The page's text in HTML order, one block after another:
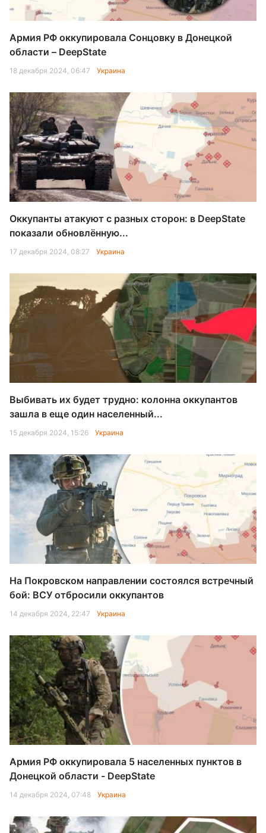
Армия РФ оккупировала Сонцовку в Донецкой
области – DeepState
18 декабря 2024, 06:47 Украина
Оккупанты атакуют с разных сторон: в DeepState
показали обновлённую...
17 декабря 2024, 08:27 Украина
Выбивать их будет трудно: колонна оккупантов
зашла в еще один населенный...
15 декабря 2024, 15:26 Украина
На Покровском направлении состоялся встречный
бой: ВСУ отбросили оккупантов
14 декабря 2024, 22:47 Украина
Армия РФ оккупировала 5 населенных пунктов в
Донецкой области - DeepState
14 декабря 2024, 07:48 Украина